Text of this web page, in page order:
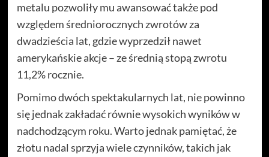
metalu pozwoliły mu awansować także pod
względem średniorocznych zwrotów za
dwadzieścia lat, gdzie wyprzedził nawet
amerykańskie akcje – ze średnią stopą zwrotu
11,2% rocznie.
Pomimo dwóch spektakularnych lat, nie powinno
się jednak zakładać równie wysokich wyników w
nadchodzącym roku. Warto jednak pamiętać, że
złotu nadal sprzyja wiele czynników, takich jak